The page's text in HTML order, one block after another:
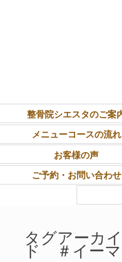
整骨院シエスタのご案
メニューコースの流れ
お客様の声
ご予約・お問い合わせ
タグアーカ
ド ＃イー